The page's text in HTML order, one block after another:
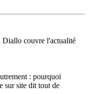
Diallo couvre l'actualité